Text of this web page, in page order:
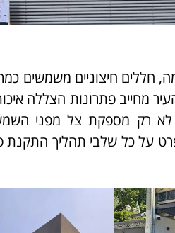
חללים חיצוניים משמשים
מחייב פתרונות הצללה
לא רק מספקת צל מפני
על כל שלבי תהליך התקנת